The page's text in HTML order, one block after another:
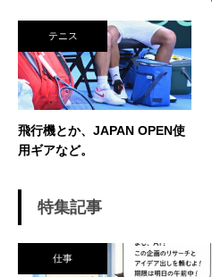
テニス
飛行機とか、JAPAN OPEN使
用ギアなど。
特集記事
仕事